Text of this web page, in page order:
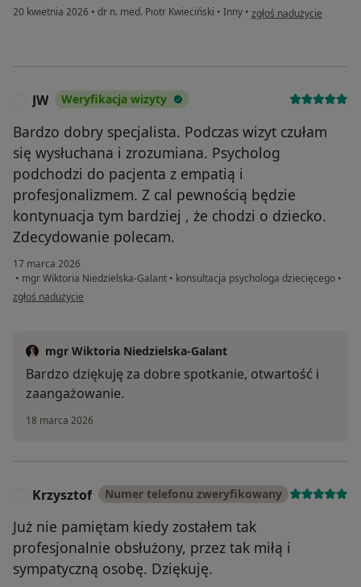
20 kwietnia 2026 • dr n. med. Piotr Kwieciński • Inny • w opinii użytkownika
zgłoś nadużycie
JW Weryfikacja wizyty
Bardzo dobry specjalista. Podczas wizyt czułam
się wysłuchana i zrozumiana. Psycholog
podchodzi do pacjenta z empatią i
profesjonalizmem. Z cal pewnością będzie
kontynuacja tym bardziej , że chodzi o dziecko.
Zdecydowanie polecam.
17 marca 2026
• mgr Wiktoria Niedzielska-Galant • konsultacja psychologa dziecięcego •
w opinii użytkownika JW
zgłoś nadużycie
mgr Wiktoria Niedzielska-Galant
Bardzo dziękuję za dobre spotkanie, otwartość i
zaangażowanie.
18 marca 2026
Krzysztof Numer telefonu zweryfikowany
Już nie pamiętam kiedy zostałem tak
profesjonalnie obsłużony, przez tak miłą i
sympatyczną osobę. Dziękuję.